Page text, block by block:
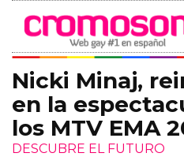
Nicki Minaj,
en la
los MTV EMA
DESCUBRE EL FUTURO